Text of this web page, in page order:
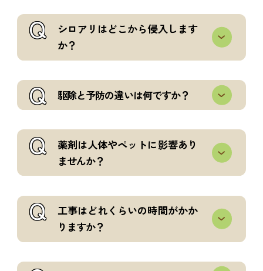
Q
シロアリはどこから侵入します
か？
Q 駆除と予防の違いは何ですか？
Q
薬剤は人体やペットに影響あり
ませんか？
Q
工事はどれくらいの時間がかか
りますか？